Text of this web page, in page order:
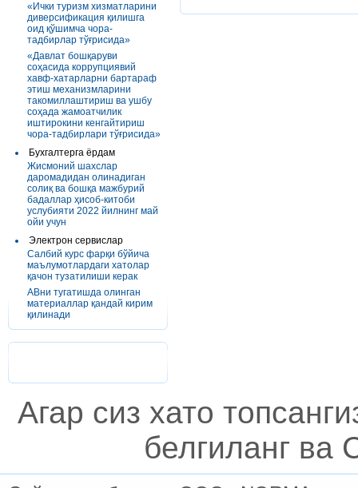
«Ички туризм хизматларини
диверсификация қилишга
оид қўшимча чора-
тадбирлар тўғрисида»
«Давлат бошқаруви
соҳасида коррупциявий
хавф-хатарларни бартараф
этиш механизмларини
такомиллаштириш ва ушбу
соҳада жамоатчилик
иштирокини кенгайтириш
чора-тадбирлари тўғрисида»
Бухгалтерга ёрдам
Жисмоний шахслар
даромадидан олинадиган
солиқ ва бошқа мажбурий
бадаллар ҳисоб-китоби
услубияти 2022 йилнинг май
ойи учун
Электрон сервислар
Салбий курс фарқи бўйича
маълумотлардаги хатолар
қачон тузатилиши керак
АВни тугатишда олинган
материаллар қандай кирим
қилинади
Агар сиз хато
белгиланг ва